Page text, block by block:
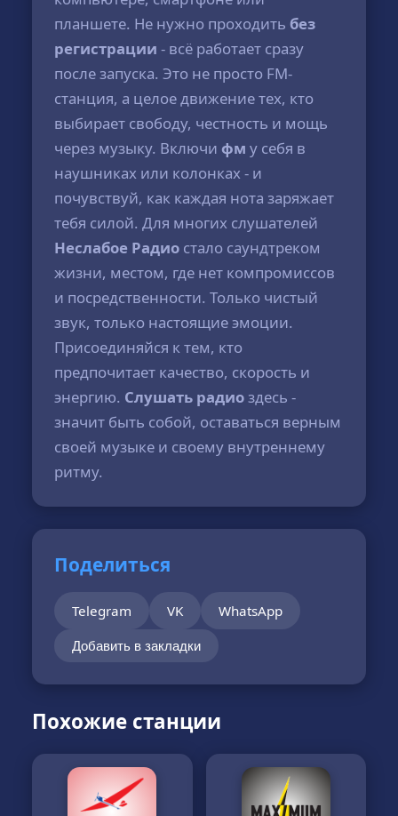
планшете. Не нужно проходитьбез
регистрации - всё работает сразу
после запуска. Это не просто FM-
станция, а целое движение тех, кто
выбирает свободу, честность и мощь
через музыку. Включи фм у себя в
наушниках или колонках - и
почувствуй, как каждая нота заряжает
тебя силой. Для многих слушателей
Неслабое Радио стало саундтреком
жизни, местом, где нет компромиссов
и посредственности. Только чистый
звук, только настоящие эмоции.
Присоединяйся к тем, кто
предпочитает качество, скорость и
энергию. Слушать радиоздесь -
значит быть собой, оставаться верным
своей музыке и своему внутреннему
ритму.
Поделиться
Telegram VK WhatsApp
Добавить в закладки
Похожие станции